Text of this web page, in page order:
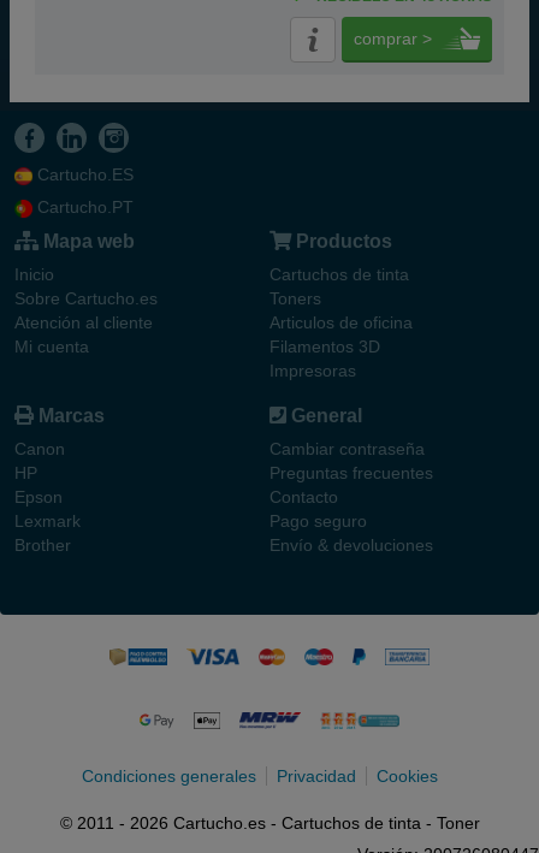
comprar >
Cartucho.ES
Cartucho.PT
Mapa web
Inicio
Sobre Cartucho.es
Atención al cliente
Mi cuenta
Productos
Cartuchos de tinta
Toners
Articulos de oficina
Filamentos 3D
Impresoras
Marcas
Canon
HP
Epson
Lexmark
Brother
General
Cambiar contraseña
Preguntas frecuentes
Contacto
Pago seguro
Envío & devoluciones
Condiciones generales Privacidad Cookies
© 2011 - 2026 Cartucho.es - Cartuchos de tinta - Toner